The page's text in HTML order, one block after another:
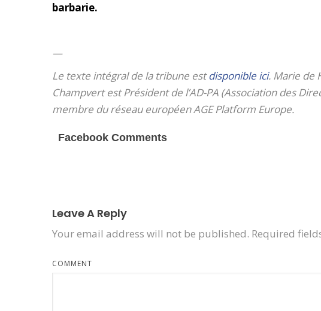
barbarie.
—
Le texte intégral de la tribune estdisponible ici. Marie de
Champvert est Président de l’AD-PA (Association des
membre du réseau européen AGE Platform Europe.
Facebook Comments
Leave A Reply
Your email address will not be published. Required
COMMENT